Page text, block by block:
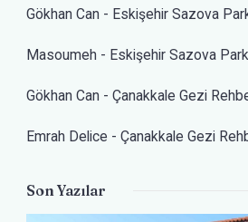
Gökhan Can - Eskişehir Sazova
Masoumeh - Eskişehir Sazova
Gökhan Can - Çanakkale Gezi
Emrah Delice - Çanakkale Gezi
Son Yazılar